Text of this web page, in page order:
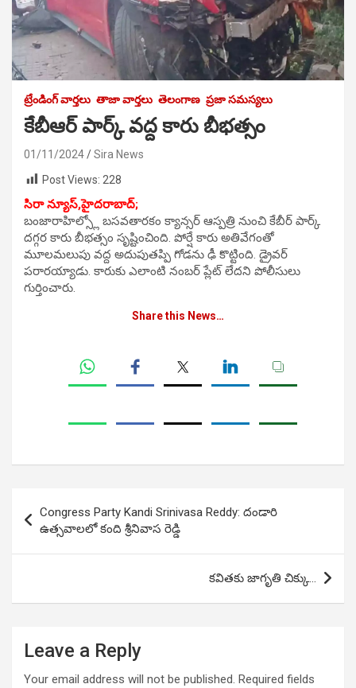
ట్రేండింగ్ వార్తలు తాజా వార్తలు తెలంగాణ ప్రజా సమస్యలు
కేబీఆర్ పార్క్ వద్ద కారు బీభత్సం
01/11/2024
Sira News
Post Views: 228
సిరా న్యూస్,హైదరాబాద్;
బంజారాహిల్స్లో బసవతారకం క్యాన్సర్ ఆస్పత్రి నుంచి కేబీర్ పార్క్
దగ్గర కారు బీభత్సం సృష్టించింది. పోర్షే కారు అతివేగంతో
మూలమలుపు వద్ద అదుపుతప్పి గోడను ఢీ కొట్టింది. డ్రైవర్
పరారయ్యాడు. కారుకు ఎలాంటి నంబర్ ప్లేట్ లేదని పోలీసులు
గుర్తించారు.
Share this News…
navigation
Congress Party Kandi Srinivasa Reddy: దండారి
ఉత్స‌వాల‌లో కంది శ్రీ‌నివాస రెడ్డి
కవితకు జాగృతి చిక్కు…
Leave a Reply
Your email address will not be published. Required fields